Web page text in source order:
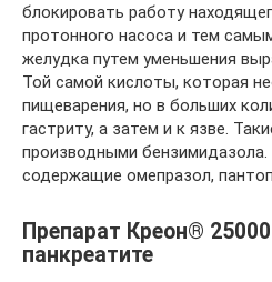
блокировать работу
протонного насоса и тем
желудка путем уменьшения
Той самой кислоты, которая
пищеварения, но в больших
гастриту, а затем и к язве.
производными
содержащие омепразол,
Препарат Креон®
панкреатите